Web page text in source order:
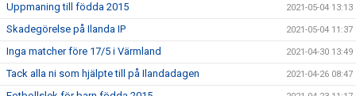
Uppmaning till födda 2015 2021-05-04 13:13
Skadegörelse på Ilanda IP 2021-05-04 11:37
Inga matcher före 17/5 i Värmland 2021-04-30 13:49
Tack alla ni som hjälpte till på Ilandadagen 2021-04-26 08:47